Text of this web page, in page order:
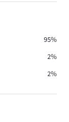
95%
2%
2%